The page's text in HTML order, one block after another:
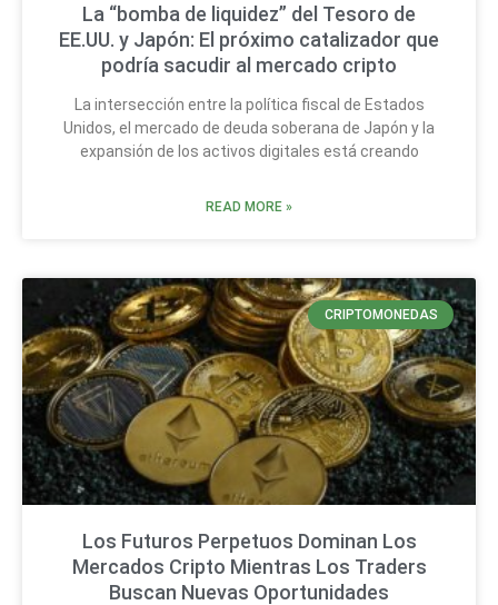
La “bomba de liquidez” del Tesoro de
EE.UU. y Japón: El próximo catalizador que
podría sacudir al mercado cripto
La intersección entre la política fiscal de Estados
Unidos, el mercado de deuda soberana de Japón y la
expansión de los activos digitales está creando
READ MORE »
CRIPTOMONEDAS
Los Futuros Perpetuos Dominan Los
Mercados Cripto Mientras Los Traders
Buscan Nuevas Oportunidades